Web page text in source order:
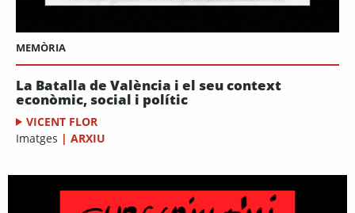
MEMÒRIA
La Batalla de València i el seu context
econòmic, social i polític
VICENT FLOR
Imatges | ARXIU